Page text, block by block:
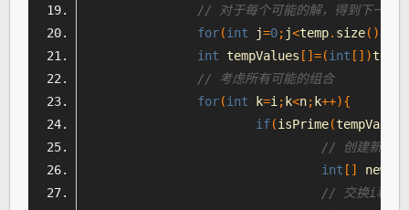
// 对于每个可能的解，得到下一层
for(int j=0; j<temp. size();
int tempValues []=(int [])temp
// 考虑所有可能的组合
for(int k=i ;k<n;k++){
if(isPrime(tempValues
// 创建新的状
int []
// 交换i和k处